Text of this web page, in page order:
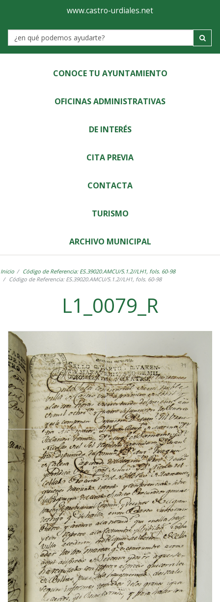
Ayuntamiento
de
Castro-
Urdiales
www.castro-urdiales.net
Label
CONOCE TU AYUNTAMIENTO
OFICINAS ADMINISTRATIVAS
DE INTERÉS
CITA PREVIA
CONTACTA
TURISMO
ARCHIVO MUNICIPAL
Inicio
Código de Referencia: ES.39020.AMCU/5.1.2//LH1, fols. 60-98
Código de Referencia: ES.39020.AMCU/5.1.2//LH1, fols. 60-98
L1_0079_R